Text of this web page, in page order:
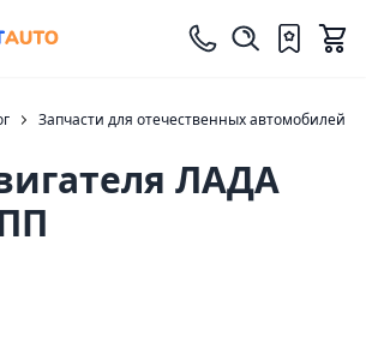
Запчасти для отечественных автомобилей
ЛАДА